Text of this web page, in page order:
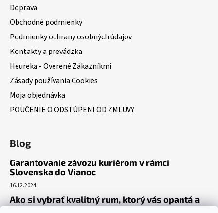
Doprava
Obchodné podmienky
Podmienky ochrany osobných údajov
Kontakty a prevádzka
Heureka - Overené Zákazníkmi
Zásady používania Cookies
Moja objednávka
POUČENIE O ODSTÚPENI OD ZMLUVY
Blog
Garantovanie závozu kuriérom v rámci
Slovenska do Vianoc
16.12.2024
Ako si vybrať kvalitný rum, ktorý vás opantá a
už nepustí?